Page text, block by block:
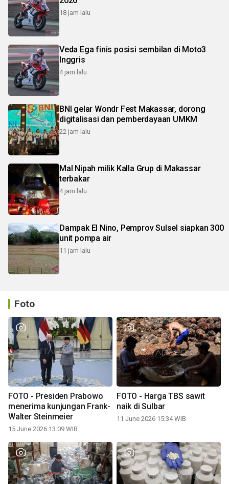
18 jam lalu
Veda Ega finis posisi sembilan di Moto3
Inggris
4 jam lalu
BNI gelar Wondr Fest Makassar, dorong
digitalisasi dan pemberdayaan UMKM
22 jam lalu
Mal Nipah milik Kalla Grup di Makassar
terbakar
4 jam lalu
Dampak El Nino, Pemprov Sulsel siapkan 300
unit pompa air
11 jam lalu
Foto
FOTO - Presiden Prabowo
menerima kunjungan Frank-
Walter Steinmeier
15 June 2026 13:09 WIB
FOTO - Harga TBS sawit
naik di Sulbar
11 June 2026 15:34 WIB